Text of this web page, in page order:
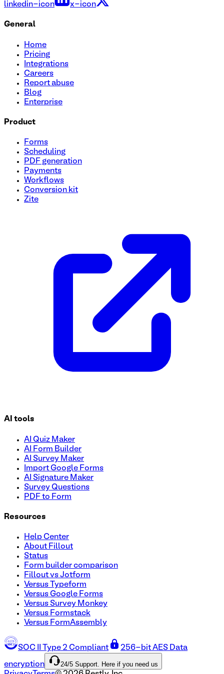
Esta plantilla de formulario de Cuestionario de
de las personas. Utilice esta plantilla gratuita para
atención médica personalizados.
linkedin-icon x-icon
General
Home
Pricing
Integrations
Careers
Report abuse
Blog
Enterprise
Product
Forms
Scheduling
PDF generation
Payments
Workflows
Conversion kit
Zite
AI tools
AI Quiz Maker
AI Form Builder
AI Survey Maker
Import Google Forms
AI Signature Maker
Survey Questions
PDF to Form
Resources
Help Center
About Fillout
Status
Form builder comparison
Fillout vs Jotform
Versus Typeform
Versus Google Forms
Versus Survey Monkey
Versus Formstack
Versus FormAssembly
SOC II Type 2 Compliant 256-bit AES Data
encryption 24/5 Support. Here if you need us